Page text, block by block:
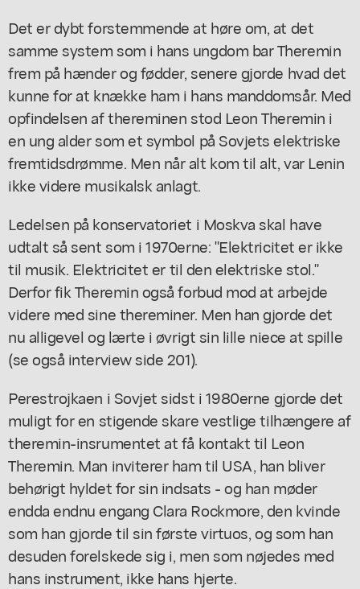
Det er dybt forstemmende at høre om, at det
samme system som i hans ungdom bar Theremin
frem på hænder og fødder, senere gjorde hvad det
kunne for at knække ham i hans manddomsår. Med
opfindelsen af thereminen stod Leon Theremin i
en ung alder som et symbol på Sovjets elektriske
fremtidsdrømme. Men når alt kom til alt, var Lenin
ikke videre musikalsk anlagt.
Ledelsen på konservatoriet i Moskva skal have
udtalt så sent som i 1970erne: "Elektricitet er ikke
til musik. Elektricitet er til den elektriske stol."
Derfor fik Theremin også forbud mod at arbejde
videre med sine thereminer. Men han gjorde det
nu alligevel og lærte i øvrigt sin lille niece at spille
(se også interview side 201).
Perestrojkaen i Sovjet sidst i 1980erne gjorde det
muligt for en stigende skare vestlige tilhængere af
theremin-insrumentet at få kontakt til Leon
Theremin. Man inviterer ham til USA, han bliver
behørigt hyldet for sin indsats - og han møder
endda endnu engang Clara Rockmore, den kvinde
som han gjorde til sin første virtuos, og som han
desuden forelskede sig i, men som nøjedes med
hans instrument, ikke hans hjerte.